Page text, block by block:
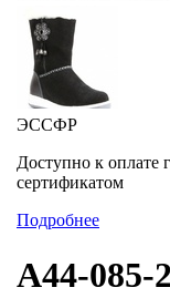
ЭССФР
Доступно к оплате
сертификатом
Подробнее
А44-085-